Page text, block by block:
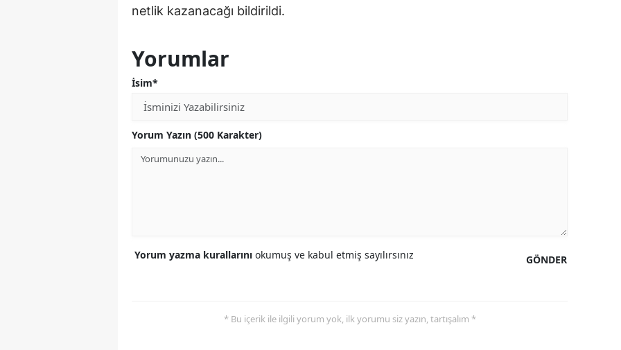
netlik kazanacağı bildirildi.
Yorumlar
İsim*
Yorum Yazın (500 Karakter)
GÖNDER
Yorum yazma kurallarını okumuş ve kabul etmiş sayılırsınız
* Bu içerik ile ilgili yorum yok, ilk yorumu siz yazın, tartışalım *